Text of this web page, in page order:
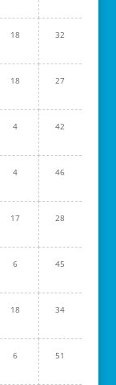
18 32
18 27
4 42
4 46
17 28
6 45
18 34
6 51